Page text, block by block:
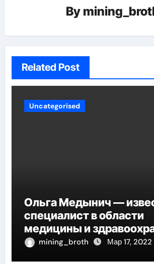
By
Related Post
Uncategorised
Ольга Медынич —
специалист в области
медицины и
автор многочисленных
mining_broth Мар 17, 2022